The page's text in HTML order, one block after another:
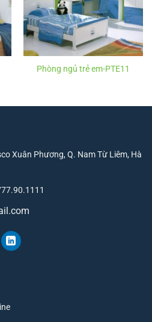
Phòng ngủ trẻ em-PTE11
Xuân Phương, Q. Nam Từ Liêm, Hà